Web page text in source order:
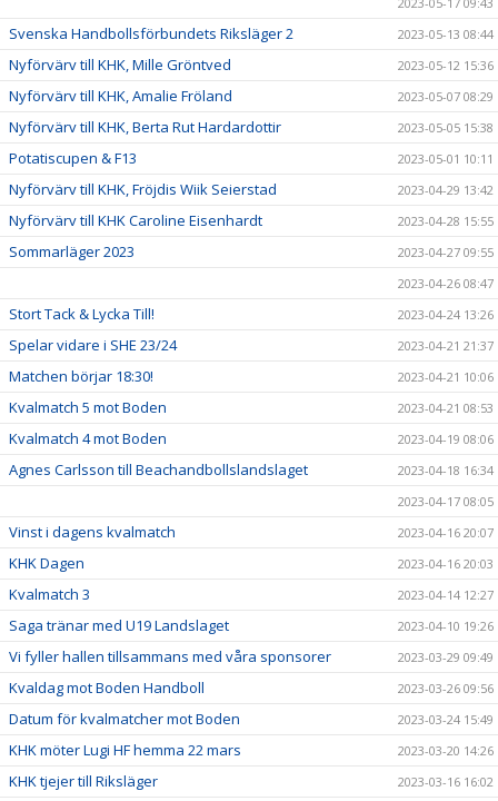
Svenska Handbollsförbundets Riksläger 2 2023-05-13 08:44
Nyförvärv till KHK, Mille Gröntved 2023-05-12 15:36
Nyförvärv till KHK, Amalie Fröland 2023-05-07 08:29
Nyförvärv till KHK, Berta Rut Hardardottir 2023-05-05 15:38
Potatiscupen & F13 2023-05-01 10:11
Nyförvärv till KHK, Fröjdis Wiik Seierstad 2023-04-29 13:42
Nyförvärv till KHK Caroline Eisenhardt 2023-04-28 15:55
Sommarläger 2023
2023-04-27 09:55
2023-04-26 08:47
Stort Tack & Lycka Till! 2023-04-24 13:26
Spelar vidare i SHE 23/24 2023-04-21 21:37
Matchen börjar 18:30! 2023-04-21 10:06
Kvalmatch 5 mot Boden 2023-04-21 08:53
Kvalmatch 4 mot Boden 2023-04-19 08:06
Agnes Carlsson till Beachandbollslandslaget
2023-04-18 16:34
2023-04-17 08:05
Vinst i dagens kvalmatch 2023-04-16 20:07
KHK Dagen 2023-04-16 20:03
Kvalmatch 3 2023-04-14 12:27
Saga tränar med U19 Landslaget 2023-04-10 19:26
Vi fyller hallen tillsammans med våra sponsorer 2023-03-29 09:49
Kvaldag mot Boden Handboll 2023-03-26 09:56
Datum för kvalmatcher mot Boden 2023-03-24 15:49
KHK möter Lugi HF hemma 22 mars 2023-03-20 14:26
KHK tjejer till Riksläger 2023-03-16 16:02